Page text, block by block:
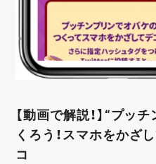
【動画で解説！】“プッ
くろう！スマホをかざ
コ